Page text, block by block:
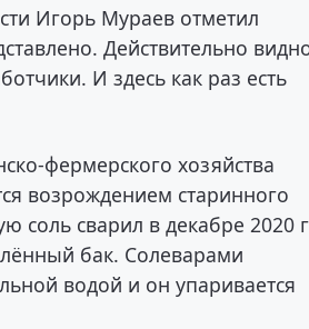
Игорь Мураев отметил
Действительно
И здесь как раз есть
фермерского хозяйства
возрождением старинного
соль сварил в декабре 2020
бак. Солеварами
водой и он упаривается